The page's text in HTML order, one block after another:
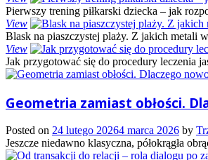
Pierwszy trening piłkarski dziecka – jak
View
Blask na piaszczystej plaży. Z jakich metali
View
Jak przygotować się do procedury leczenia
Geometria zamiast obłości.
Posted on 24 lutego 20264 marca 2026 by
Jeszcze niedawno klasyczna, półokrągła